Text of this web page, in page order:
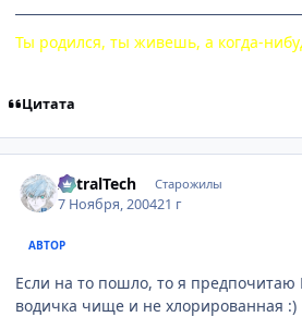
Ты родился, ты живешь, а когда-
Цитата
AstralTech Старожилы
7 Ноября, 200421 г
АВТОР
Если на то пошло, то я
водичка чище и не хлорированная :)